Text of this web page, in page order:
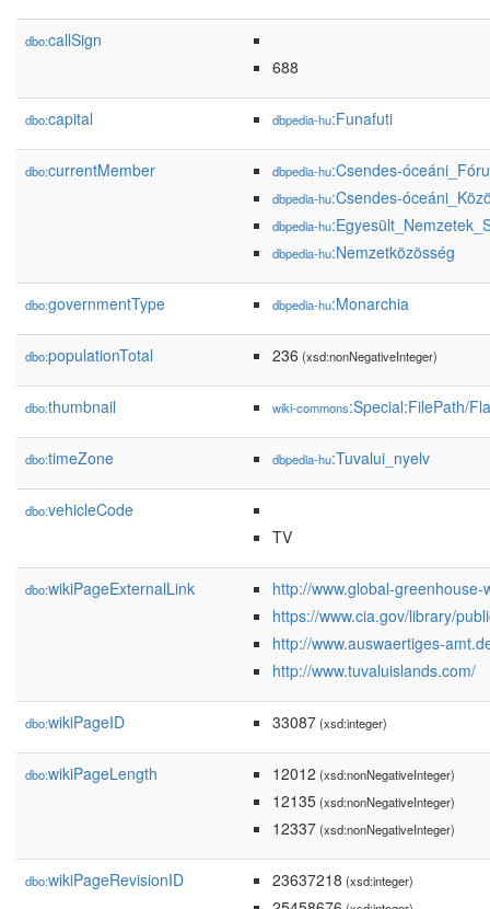
dbo:callSign
688
dbo:capital dbpedia-hu:Funafuti
dbo:currentMember dbpedia-hu:Csendes-
dbpedia-hu:Csendes-
dbpedia-hu
dbpedia-hu:Nemzetközösség
dbo:governmentType dbpedia-hu:Monarchia
dbo:populationTotal 236 (xsd:nonNegativeInteger)
dbo:thumbnail wiki-commons:Special:FilePath/
dbo:timeZone dbpedia-hu:Tuvalui_nyelv
dbo:vehicleCode
TV
dbo:wikiPageExternalLink
http://www.global-
https://www.cia.gov/library/
http://www.auswaertiges-
http://www.tuvaluislands.com/
dbo:wikiPageID 33087(xsd:integer)
dbo:wikiPageLength 12012 (xsd:nonNegativeInteger)
12135(xsd:nonNegativeInteger)
12337(xsd:nonNegativeInteger)
dbo:wikiPageRevisionID 23637218 (xsd:integer)